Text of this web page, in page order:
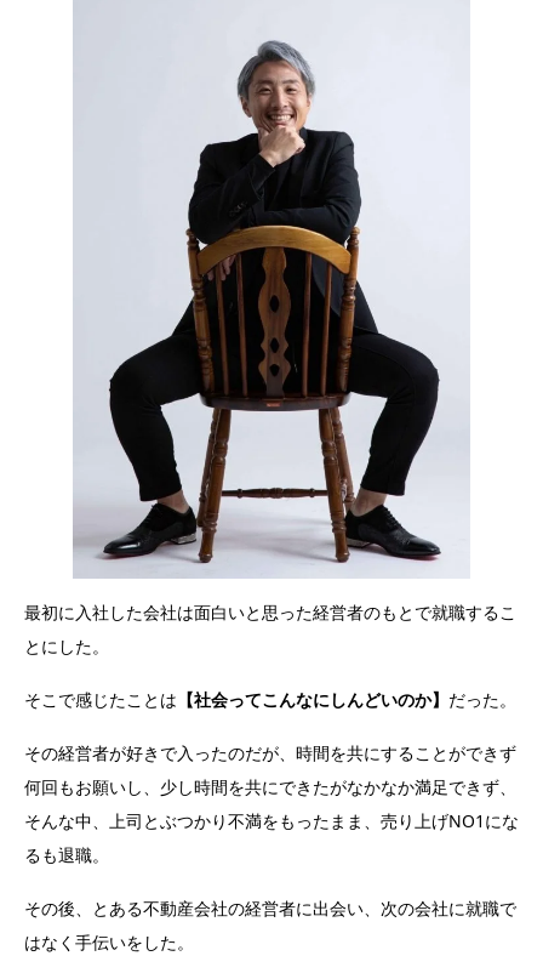
最初に入社した会社は面白いと思った経営者のもとで就職するこ
とにした。
そこで感じたことは 【社会ってこんなにしんどいのか】 だった。
その経営者が好きで入ったのだが、時間を共にすることができず
何回もお願いし、少し時間を共にできたがなかなか満足できず、
そんな中、上司とぶつかり不満をもったまま、売り上げNO1にな
るも退職。
その後、とある不動産会社の経営者に出会い、次の会社に就職で
はなく手伝いをした。